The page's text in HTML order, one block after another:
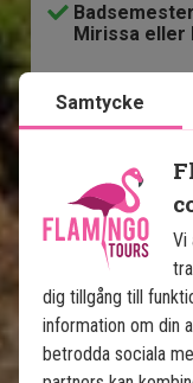
Mirissa eller
Ingår i priset
Pris
Se karta
Samtycke
Vi
dig tillgång till
information om din
betrodda sociala